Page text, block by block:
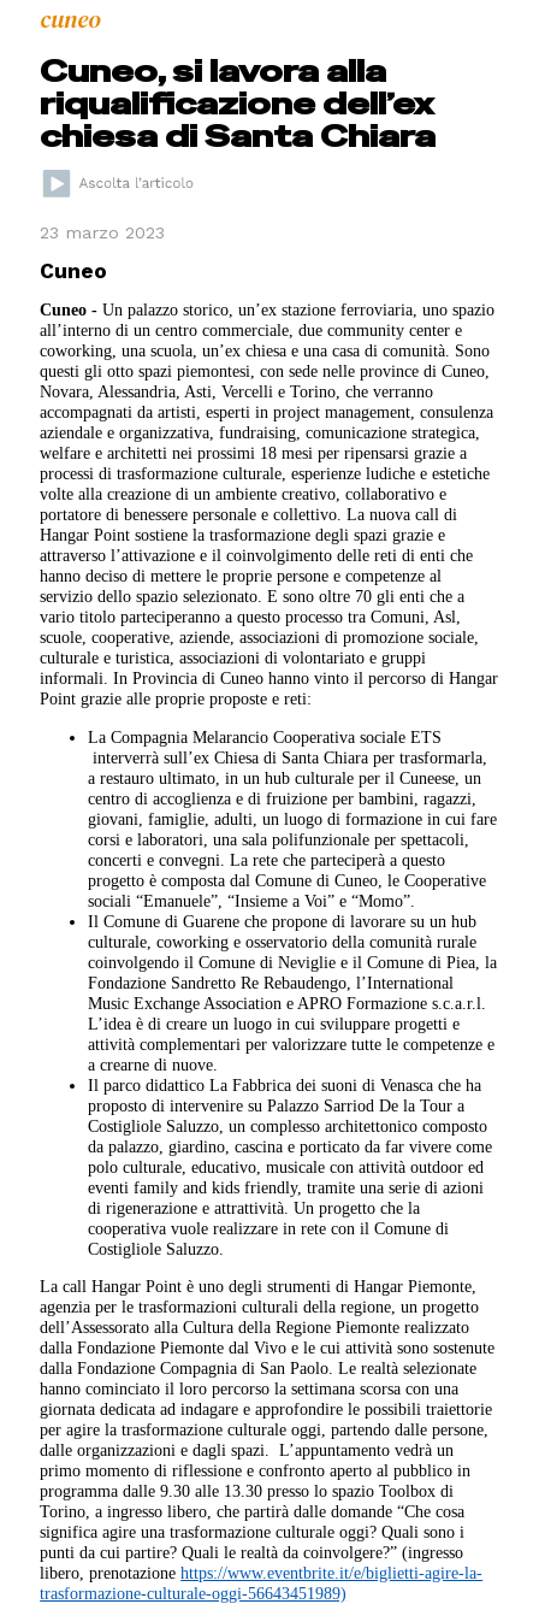
cuneo
Cuneo, si lavora alla
riqualificazione dell’ex
chiesa di Santa Chiara
23 marzo 2023
Cuneo
Cuneo -Un palazzo storico, un’ex stazione ferroviaria, uno spazio
all’interno di un centro commerciale, due community center e
coworking, una scuola, un’ex chiesa e una casa di comunità. Sono
questi gli otto spazi piemontesi, con sede nelle province di Cuneo,
Novara, Alessandria, Asti, Vercelli e Torino, che verranno
accompagnati da artisti, esperti in project management, consulenza
aziendale e organizzativa, fundraising, comunicazione strategica,
welfare e architetti nei prossimi 18 mesi per ripensarsi grazie a
processi di trasformazione culturale, esperienze ludiche e estetiche
volte alla creazione di un ambiente creativo, collaborativo e
portatore di benessere personale e collettivo. La nuova call di
Hangar Point sostiene la trasformazione degli spazi grazie e
attraverso l’attivazione e il coinvolgimento delle reti di enti che
hanno deciso di mettere le proprie persone e competenze al
servizio dello spazio selezionato. E sono oltre 70 gli enti che a
vario titolo parteciperanno a questo processo tra Comuni, Asl,
scuole, cooperative, aziende, associazioni di promozione sociale,
culturale e turistica, associazioni di volontariato e gruppi
informali. In Provincia di Cuneo hanno vinto il percorso di Hangar
Point grazie alle proprie proposte e reti:
La Compagnia Melarancio Cooperativa sociale ETS
interverrà sull’ex Chiesa di Santa Chiara per trasformarla,
a restauro ultimato, in un hub culturale per il Cuneese, un
centro di accoglienza e di fruizione per bambini, ragazzi,
giovani, famiglie, adulti, un luogo di formazione in cui fare
corsi e laboratori, una sala polifunzionale per spettacoli,
concerti e convegni. La rete che parteciperà a questo
progetto è composta dal Comune di Cuneo, le Cooperative
sociali “Emanuele”, “Insieme a Voi” e “Momo”.
Il Comune di Guarene che propone di lavorare su un hub
culturale, coworking e osservatorio della comunità rurale
coinvolgendo il Comune di Neviglie e il Comune di Piea, la
Fondazione Sandretto Re Rebaudengo, l’International
Music Exchange Association e APRO Formazione s.c.a.r.l.
L’idea è di creare un luogo in cui sviluppare progetti e
attività complementari per valorizzare tutte le competenze e
a crearne di nuove.
Il parco didattico La Fabbrica dei suoni di Venasca che ha
proposto di intervenire su Palazzo Sarriod De la Tour a
Costigliole Saluzzo, un complesso architettonico composto
da palazzo, giardino, cascina e porticato da far vivere come
polo culturale, educativo, musicale con attività outdoor ed
eventi family and kids friendly, tramite una serie di azioni
di rigenerazione e attrattività. Un progetto che la
cooperativa vuole realizzare in rete con il Comune di
Costigliole Saluzzo.
La call Hangar Point è uno degli strumenti di Hangar Piemonte,
agenzia per le trasformazioni culturali della regione, un progetto
dell’Assessorato alla Cultura della Regione Piemonte realizzato
dalla Fondazione Piemonte dal Vivo e le cui attività sono sostenute
dalla Fondazione Compagnia di San Paolo. Le realtà selezionate
hanno cominciato il loro percorso la settimana scorsa con una
giornata dedicata ad indagare e approfondire le possibili traiettorie
per agire la trasformazione culturale oggi, partendo dalle persone,
dalle organizzazioni e dagli spazi. L’appuntamento vedrà un
primo momento di riflessione e confronto aperto al pubblico in
programma dalle 9.30 alle 13.30 presso lo spazio Toolbox di
Torino, a ingresso libero, che partirà dalle domande “Che cosa
significa agire una trasformazione culturale oggi? Quali sono i
punti da cui partire? Quali le realtà da coinvolgere?” (ingresso
libero, prenotazionehttps://www.eventbrite.it/e/biglietti-agire-la-
trasformazione-culturale-oggi-56643451989)